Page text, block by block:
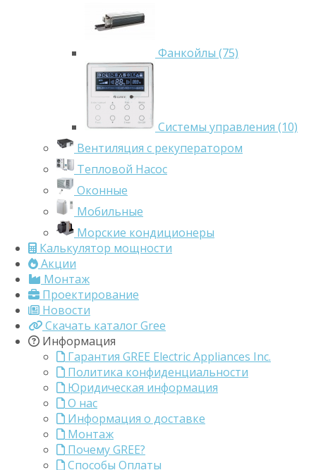
Фанкойлы (75)
Системы управления (10)
Вентиляция с рекуператором
Тепловой Насос
Оконные
Мобильные
Морские кондиционеры
Калькулятор мощности
Акции
Монтаж
Проектирование
Новости
Скачать каталог Gree
Информация
Гарантия GREE Electric Appliances Inc.
Политика конфиденциальности
Юридическая информация
О нас
Информация о доставке
Монтаж
Почему GREE?
Способы Оплаты